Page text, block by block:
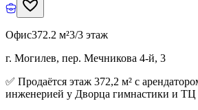
Офис372.2 м²3/3 этаж
г. Могилев, пер. Мечникова 4-й, 3
✅ Продаётся этаж 372,2 м² с
инженерией у Дворца гимнастики и